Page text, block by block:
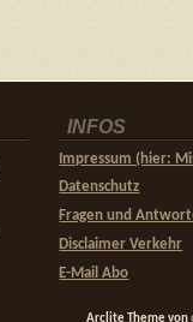
INFOS
Impressum (hier:
Datenschutz
Fragen und
Disclaimer Verkehr
E-Mail Abo
Arclite Theme von